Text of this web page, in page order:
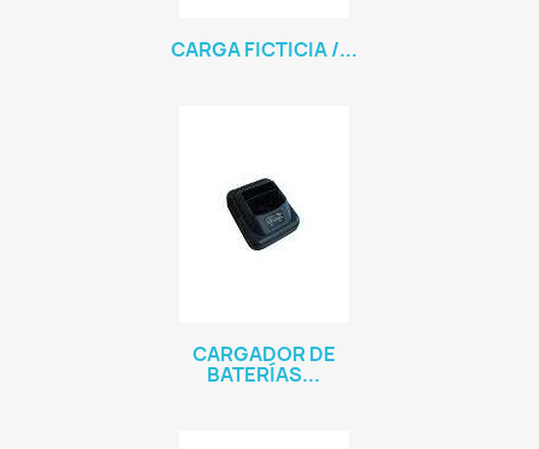
CARGA FICTICIA /...
CARGADOR DE
BATERÍAS...